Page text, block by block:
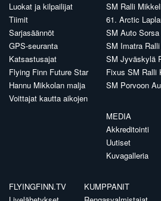
Luokat ja kilpailijat
Tiimit
Sarjasäännöt
GPS-seuranta
Katsastusajat
Flying Finn Future Star
Hannu Mikkolan malja
Voittajat kautta aikojen
SM Ralli
61. Arctic
SM Auto
SM Imatra Ralli
SM Jyväskylä
Fixus SM Ralli
SM Porvoon
MEDIA
Akkreditointi
Uutiset
Kuvagalleria
FLYINGFINN.TV
KUMPPANIT